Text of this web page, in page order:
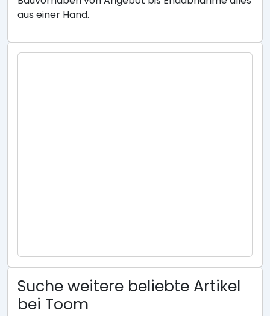
aus einer Hand.
Suche weitere beliebte Artikel
bei Toom